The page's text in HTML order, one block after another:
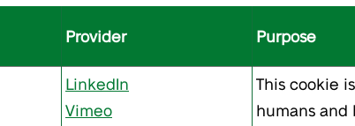
Provider Purpose
LinkedIn
Vimeo
This cookie
humans and